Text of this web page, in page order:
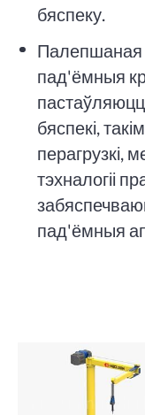
бяспеку.
Палепшаная
пад'ёмныя
бяспекі,
перагрузкі,
тэхналогіі
пад'ёмныя